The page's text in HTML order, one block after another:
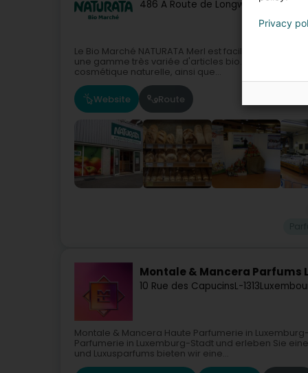
486 A Route de Longwy L-1940
Le Bio Marché NATURATA Merl est facilement
une gamme très variée d'articles bio. Il se
cosmétique naturelle, ainsi que...
Website Route
Montale & Mancera Parfums
10 Rue des CapucinsL-1313
Montale & Mancera Haute Parfumerie in
Parfumerie in Luxemburg-Stadt und erleben Sie
und Luxusparfums bieten wir eine...
Privacy